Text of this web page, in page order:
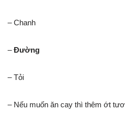
– Chanh
–Đường
– Tỏi
– Nếu muốn ăn cay thì thêm ớt